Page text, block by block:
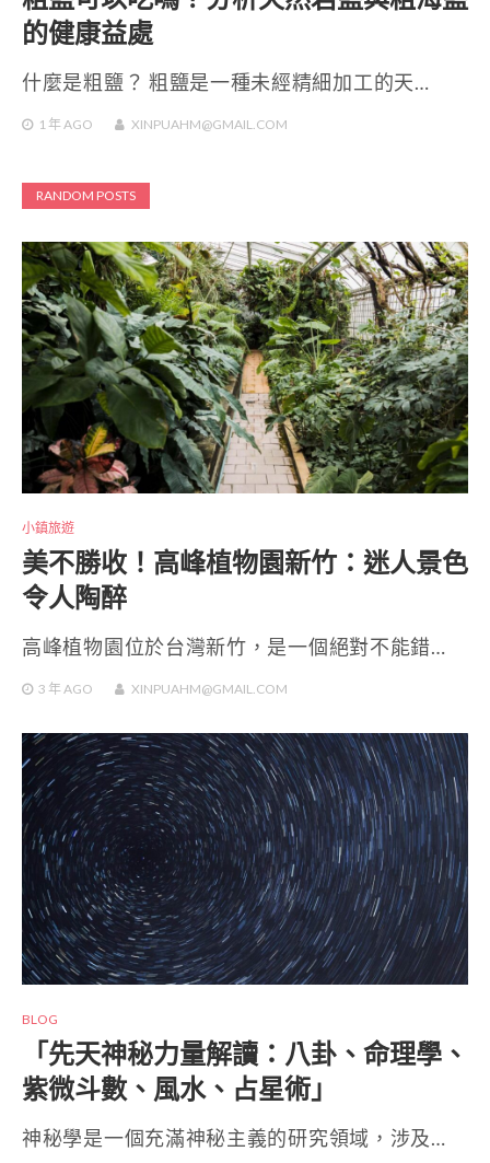
的健康益處
什麼是粗鹽？ 粗鹽是一種未經精細加工的天…
1 年 AGO XINPUAHM@GMAIL.COM
RANDOM POSTS
小鎮旅遊
美不勝收！高峰植物園新竹：迷人景色
令人陶醉
高峰植物園位於台灣新竹，是一個絕對不能錯…
3 年 AGO XINPUAHM@GMAIL.COM
BLOG
「先天神秘力量解讀：八卦、命理學、
紫微斗數、風水、占星術」
神秘學是一個充滿神秘主義的研究領域，涉及…